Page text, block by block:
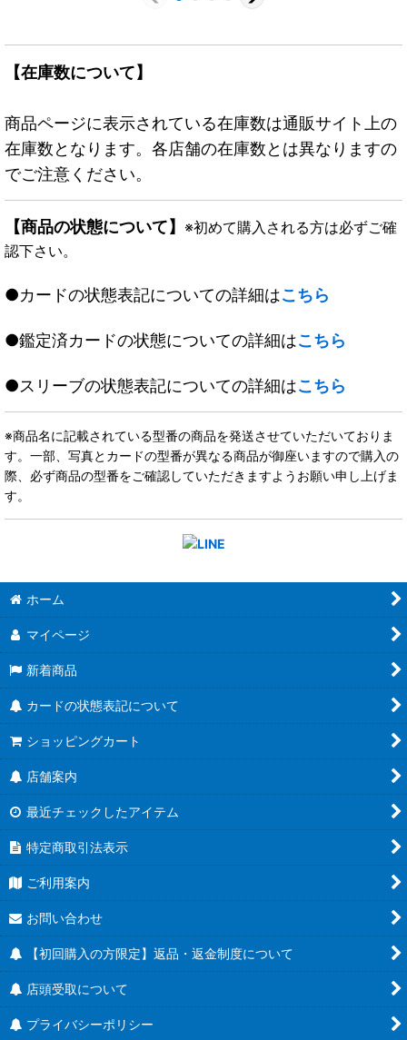
【在庫数について】
商品ページに表示されている在庫数は通販サイト上の
在庫数となります。各店舗の在庫数とは異なりますの
でご注意ください。
【商品の状態について】 ※初めて購入される方は必ずご確
認下さい。
●カードの状態表記についての詳細はこちら
●鑑定済カードの状態についての詳細はこちら
●スリーブの状態表記についての詳細はこちら
※商品名に記載されている型番の商品を発送させていただいておりま
す。一部、写真とカードの型番が異なる商品が御座いますので購入の
際、必ず商品の型番をご確認していただきますようお願い申し上げま
す。
ホーム
マイページ
新着商品
カードの状態表記について
ショッピングカート
店舗案内
最近チェックしたアイテム
特定商取引法表示
ご利用案内
お問い合わせ
【初回購入の方限定】返品・返金制度について
店頭受取について
プライバシーポリシー